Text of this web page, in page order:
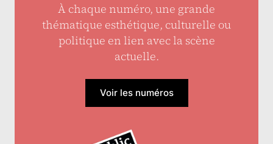
À chaque numéro, une grande
thématique esthétique, culturelle ou
politique en lien avec la scène
actuelle.
Voir les numéros